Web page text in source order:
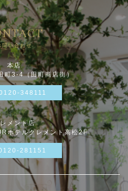
問い合わせ
本店
町3-4（田町商店街）
348111
メント店
ホテルクレメント高松2F
281151